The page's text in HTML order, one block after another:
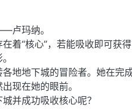
卢玛纳。
着“核心”，若能吸收即可获
地地下城的冒险者。她在完
现在她的眼前。
并成功吸收核心呢？